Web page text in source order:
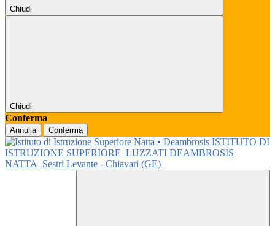
Chiudi
Chiudi
Conferma
Annulla Conferma
ISTITUTO DI
ISTRUZIONE SUPERIORE LUZZATI DEAMBROSIS
NATTA
Sestri Levante - Chiavari (GE)